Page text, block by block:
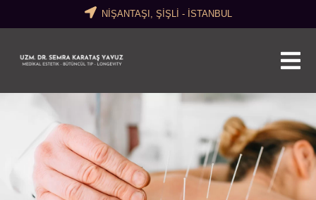
NİŞANTAŞI, ŞİŞLİ - İSTANBUL